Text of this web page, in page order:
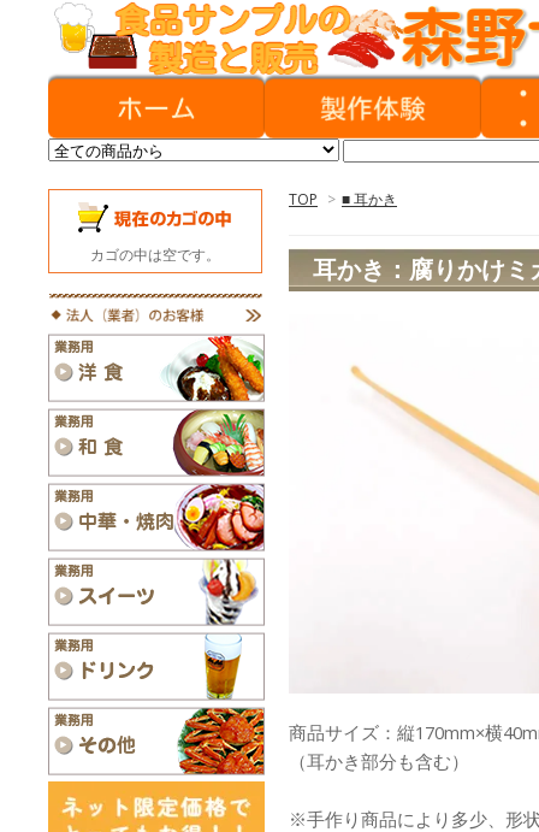
TOP > ■ 耳かき
耳かき：腐りかけミ
商品サイズ：縦170mm×横
（耳かき部分も含む）
※手作り商品により多少、形
カゴの中は空です。